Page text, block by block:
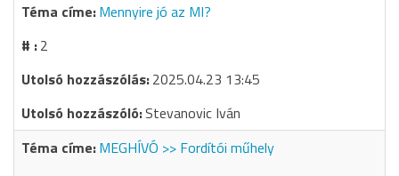
Mennyire jó az MI?
2
2025.04.23 13:45
Stevanovic Iván
MEGHÍVÓ >> Fordítói műhely